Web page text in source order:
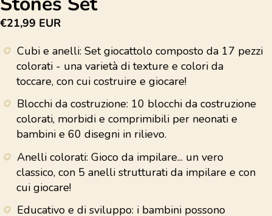
€21,99 EUR
Cubi e anelli: Set giocattolo composto da 17 pezzi
colorati - una varietà di texture e colori da
toccare, con cui costruire e giocare!
Blocchi da costruzione: 10 blocchi da costruzione
colorati, morbidi e comprimibili per neonati e
bambini e 60 disegni in rilievo.
Anelli colorati: Gioco da impilare... un vero
classico, con 5 anelli strutturati da impilare e con
cui giocare!
Educativo e di sviluppo: i bambini possono